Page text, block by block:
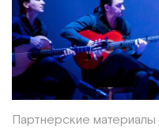
Партнерские материалы